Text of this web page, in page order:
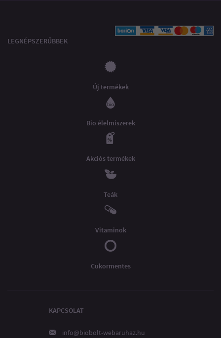
LEGNÉPSZERŰBBEK
Új termékek
Bio élelmiszerek
Akciós termékek
Teák
Vitaminok
Cukormentes
KAPCSOLAT
info@biobolt-webaruhaz.hu